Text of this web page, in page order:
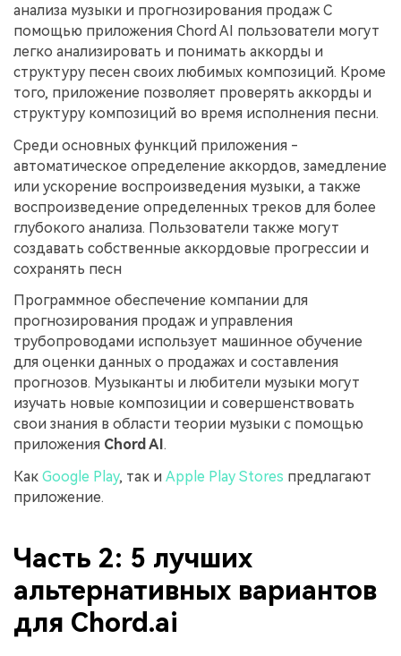
анализа музыки и прогнозирования продаж С
помощью приложения Chord AI пользователи могут
легко анализировать и понимать аккорды и
структуру песен своих любимых композиций. Кроме
того, приложение позволяет проверять аккорды и
структуру композиций во время исполнения песни.
Среди основных функций приложения -
автоматическое определение аккордов, замедление
или ускорение воспроизведения музыки, а также
воспроизведение определенных треков для более
глубокого анализа. Пользователи также могут
создавать собственные аккордовые прогрессии и
сохранять песн
Программное обеспечение компании для
прогнозирования продаж и управления
трубопроводами использует машинное обучение
для оценки данных о продажах и составления
прогнозов. Музыканты и любители музыки могут
изучать новые композиции и совершенствовать
свои знания в области теории музыки с помощью
приложения Chord AI .
Как Google Play, так и Apple Play Stores предлагают
приложение.
Часть 2: 5 лучших
альтернативных вариантов
для Chord.ai